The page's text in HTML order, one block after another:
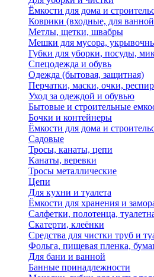
Ёмкости для дома и
Коврики (входные, для ванной
Метлы, щетки, швабры
Мешки для мусора,
Губки для уборки, посуды,
Спецодежда и обувь
Одежда (бытовая, защитная)
Перчатки, маски, очки,
Уход за одеждой и обувью
Бытовые и строительные
Бочки и контейнеры
Ёмкости для дома и
Садовые
Тросы, канаты, цепи
Канаты, веревки
Тросы металлические
Цепи
Для кухни и туалета
Ёмкости для хранения и
Салфетки, полотенца,
Скатерти, клеёнки
Средства для чистки труб и
Фольга, пищевая пленка,
Для бани и ванной
Банные принадлежности